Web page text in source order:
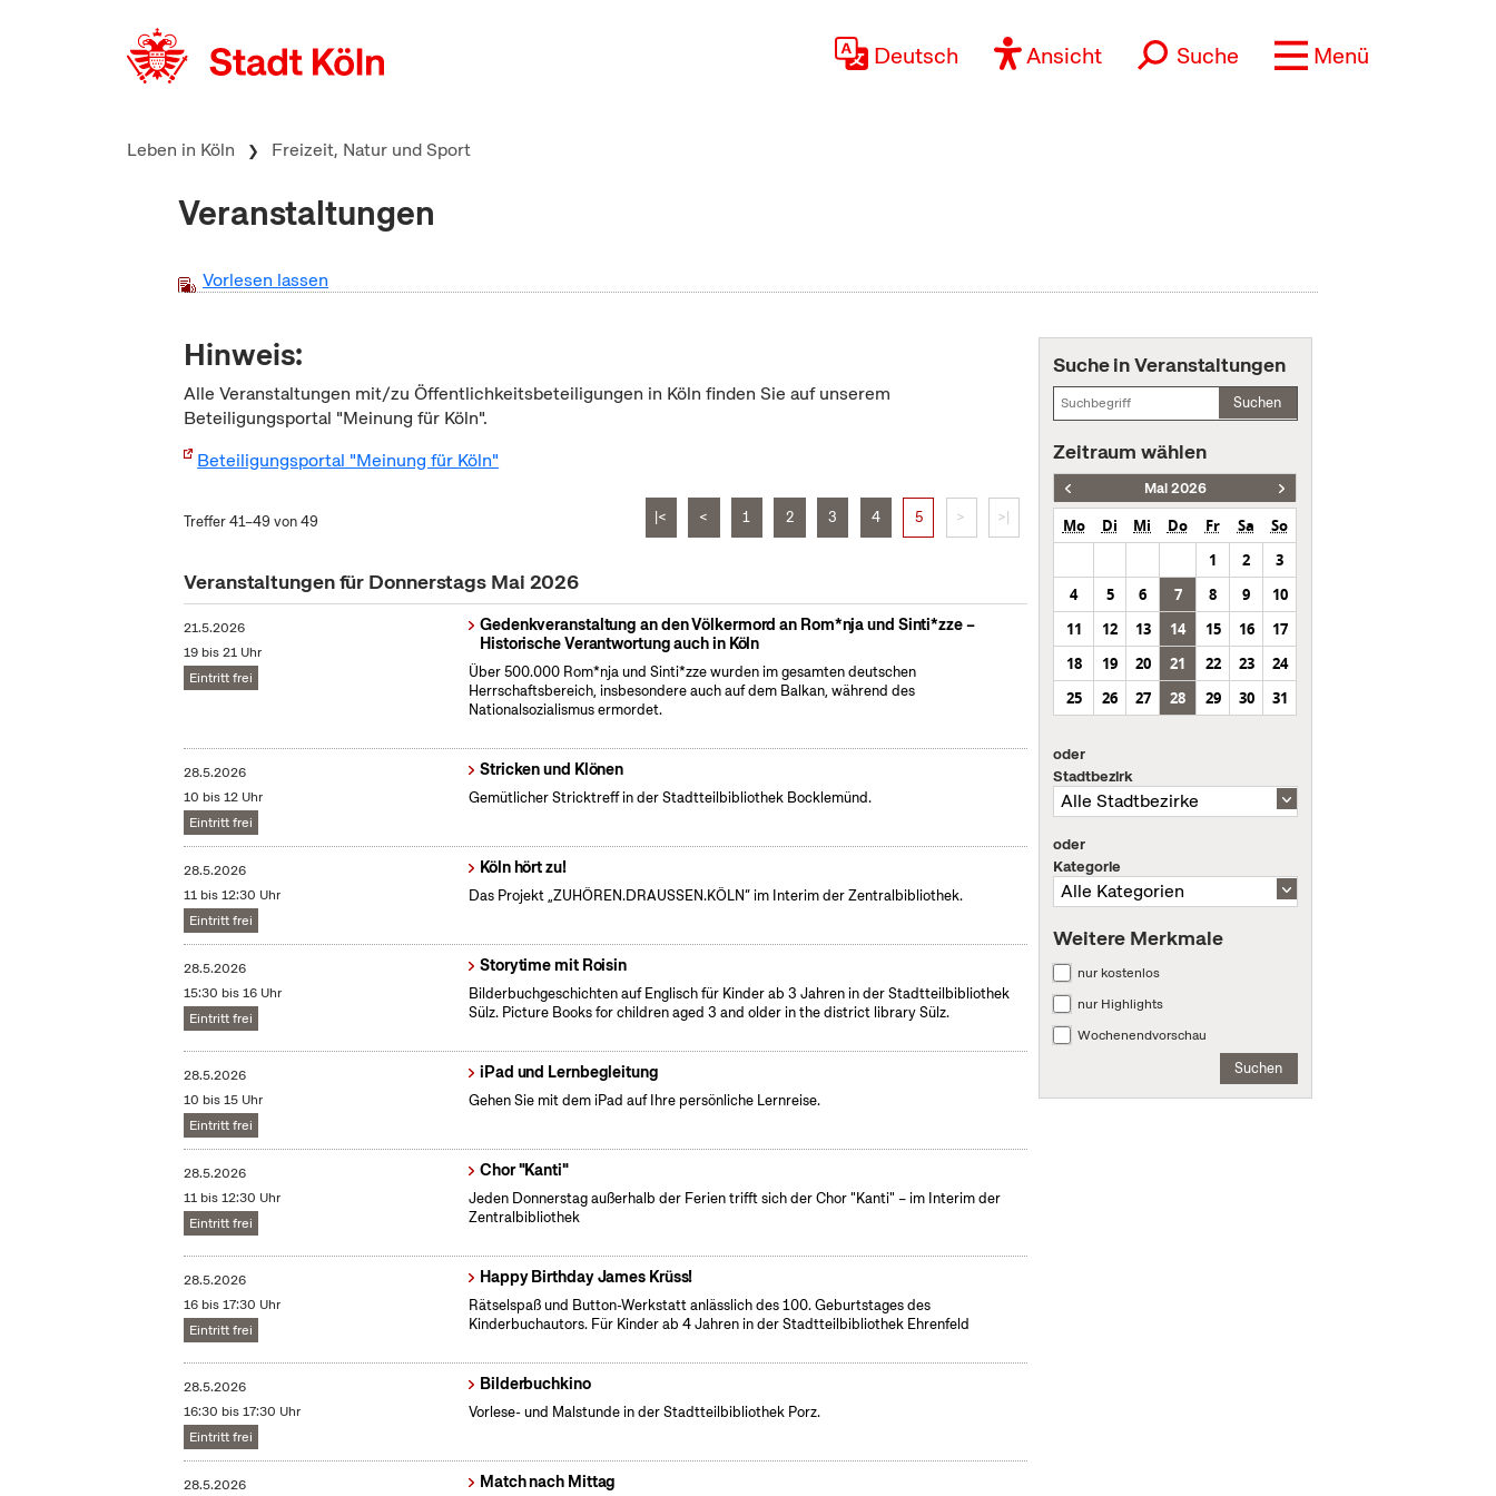
Deutsch Ansicht Suche Menü
Leben in Köln Freizeit, Natur und Sport
Veranstaltungen
Vorlesen lassen
Hinweis:
Alle Veranstaltungen mit/zu Öffentlichkeitsbeteiligungen in Köln finden Sie auf unserem
Beteiligungsportal "Meinung für Köln".
Beteiligungsportal "Meinung für Köln"
Treffer 41–49 von 49 |< < 1 2 3 4 5 > >|
Veranstaltungen für Donnerstags Mai 2026
21.5.2026
19 bis 21 Uhr
Eintritt frei
Gedenkveranstaltung an den Völkermord an Rom*nja und Sinti*zze –
Historische Verantwortung auch in Köln
Über 500.000 Rom*nja und Sinti*zze wurden im gesamten deutschen
Herrschaftsbereich, insbesondere auch auf dem Balkan, während des
Nationalsozialismus ermordet.
28.5.2026
10 bis 12 Uhr
Eintritt frei
Stricken und Klönen
Gemütlicher Stricktreff in der Stadtteilbibliothek Bocklemünd.
28.5.2026
11 bis 12:30 Uhr
Eintritt frei
Köln hört zu!
Das Projekt „ZUHÖREN.DRAUSSEN.KÖLN“ im Interim der Zentralbibliothek.
28.5.2026
15:30 bis 16 Uhr
Eintritt frei
Storytime mit Roisin
Bilderbuchgeschichten auf Englisch für Kinder ab 3 Jahren in der Stadtteilbibliothek
Sülz. Picture Books for children aged 3 and older in the district library Sülz.
28.5.2026
10 bis 15 Uhr
Eintritt frei
iPad und Lernbegleitung
Gehen Sie mit dem iPad auf Ihre persönliche Lernreise.
28.5.2026
11 bis 12:30 Uhr
Eintritt frei
Chor "Kanti"
Jeden Donnerstag außerhalb der Ferien trifft sich der Chor "Kanti" – im Interim der
Zentralbibliothek
28.5.2026
16 bis 17:30 Uhr
Eintritt frei
Happy Birthday James Krüss!
Rätselspaß und Button-Werkstatt anlässlich des 100. Geburtstages des
Kinderbuchautors. Für Kinder ab 4 Jahren in der Stadtteilbibliothek Ehrenfeld
28.5.2026
16:30 bis 17:30 Uhr
Eintritt frei
Bilderbuchkino
Vorlese- und Malstunde in der Stadtteilbibliothek Porz.
28.5.2026 Match nach Mittag
Suche in Veranstaltungen
Suchen
Zeitraum wählen
Mai 2026
Mo Di Mi Do Fr Sa
So
1
2
3
4
5 6 7 8 9
10
11
12 13 14 15 16
17
18
19 20 21 22 23
24
25
26 27 28 29 30 31
oder
Stadtbezirk
oder
Kategorie
Weitere Merkmale
nur kostenlos
nur Highlights
Wochenendvorschau
Suchen